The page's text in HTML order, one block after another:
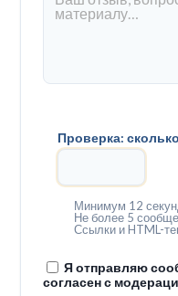
Проверка:
Минимум 12
Не более 5
Ссылки и HTML-
Я отправляю
согласен с